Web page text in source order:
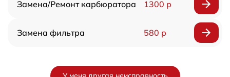
Замена/Pемонт карбюратора 1300 р
Замена фильтра 580 р